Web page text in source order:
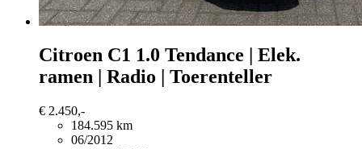
Citroen C1 1.0 Tendance | Elek.
ramen | Radio | Toerenteller
€ 2.450,-
184.595 km
06/2012